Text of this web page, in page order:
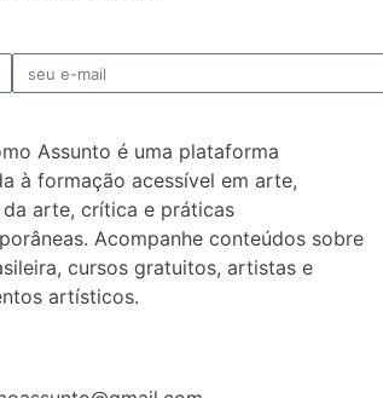
Assunto é uma plataforma
à formação acessível em arte,
arte, crítica e práticas
Acompanhe conteúdos sobre
cursos gratuitos, artistas e
artísticos.